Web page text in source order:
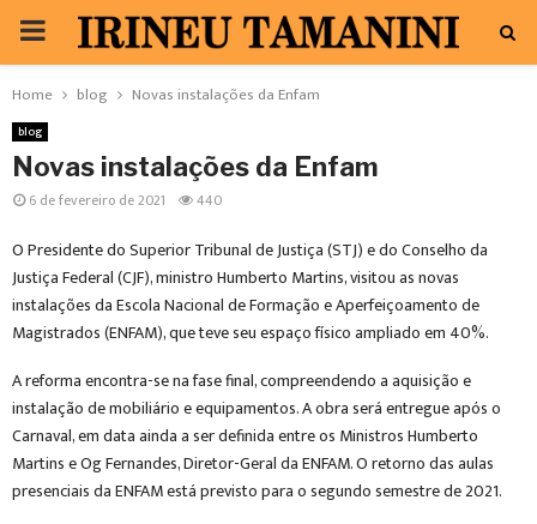
PRIMARY
MENU
Home blog Novas instalações da Enfam
blog
Novas instalações da Enfam
6 de fevereiro de 2021 440
O Presidente do Superior Tribunal de Justiça (STJ) e do Conselho da
Justiça Federal (CJF), ministro Humberto Martins, visitou as novas
instalações da Escola Nacional de Formação e Aperfeiçoamento de
Magistrados (ENFAM), que teve seu espaço físico ampliado em 40%.
A reforma encontra-se na fase final, compreendendo a aquisição e
instalação de mobiliário e equipamentos. A obra será entregue após o
Carnaval, em data ainda a ser definida entre os Ministros Humberto
Martins e Og Fernandes, Diretor-Geral da ENFAM. O retorno das aulas
presenciais da ENFAM está previsto para o segundo semestre de 2021.